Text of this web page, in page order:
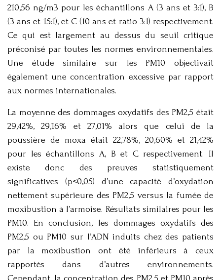
210,56 ng/m3 pour les échantillons A (3 ans et 3:1), B
(3 ans et 15:1), et C (10 ans et ratio 3:1) respectivement.
Ce qui est largement au dessus du seuil critique
préconisé par toutes les normes environnementales.
Une étude similaire sur les PM10 objectivait
également une concentration excessive par rapport
aux normes internationales.
La moyenne des dommages oxydatifs des PM2,5 était
29,42%, 29,16% et 27,01% alors que celui de la
poussière de moxa était 22,78%, 20,60% et 21,42%
pour les échantillons A, B et C respectivement. Il
existe donc des preuves statistiquement
significatives (p<0,05) d’une capacité d’oxydation
nettement supérieure des PM2,5 versus la fumée de
moxibustion à l’armoise. Résultats similaires pour les
PM10. En conclusion, les dommages oxydatifs des
PM2,5 ou PM10 sur l’ADN induits chez des patients
par la moxibustion ont été inférieurs à ceux
rapportés dans d’autres environnements.